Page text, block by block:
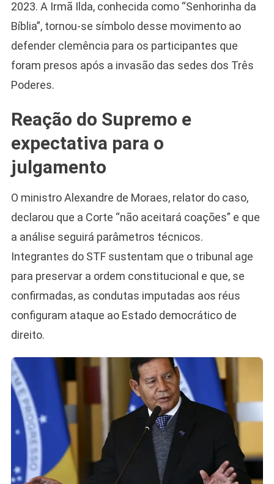
2023. A Irmã Ilda, conhecida como “Senhorinha da
Bíblia”, tornou-se símbolo desse movimento ao
defender clemência para os participantes que
foram presos após a invasão das sedes dos Três
Poderes.
Reação do Supremo e
expectativa para o
julgamento
O ministro Alexandre de Moraes, relator do caso,
declarou que a Corte “não aceitará coações” e que
a análise seguirá parâmetros técnicos.
Integrantes do STF sustentam que o tribunal age
para preservar a ordem constitucional e que, se
confirmadas, as condutas imputadas aos réus
configuram ataque ao Estado democrático de
direito.